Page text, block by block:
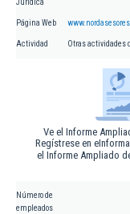
Jurídica
Página Web
Actividad Otras actividades
Ve el Informe
Regístrese en
el Informe Ampliado
Número de
empleados